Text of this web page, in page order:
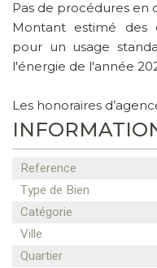
Pas de procédures en
Montant estimé des
pour un usage
l'énergie de l'année
Les honoraires
Reference
Type de Bien
Catégorie
Ville
Quartier